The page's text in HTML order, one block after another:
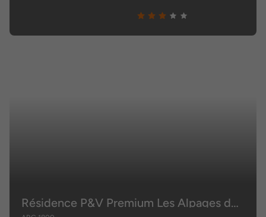
Résidence P&V Premium Les Alpages de Chantel